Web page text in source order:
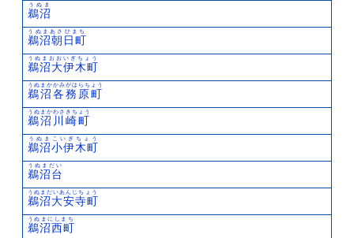
鵜沼
うぬま
鵜沼朝日町
うぬまあさひまち
鵜沼大伊木町
うぬまおおいぎちょう
鵜沼各務原町
うぬまかかみがはらちょう
鵜沼川崎町
うぬまかわさきちょう
鵜沼小伊木町
うぬまこいぎちょう
鵜沼台
うぬまだい
鵜沼大安寺町
うぬまだいあんじちょう
鵜沼西町
うぬまにしまち